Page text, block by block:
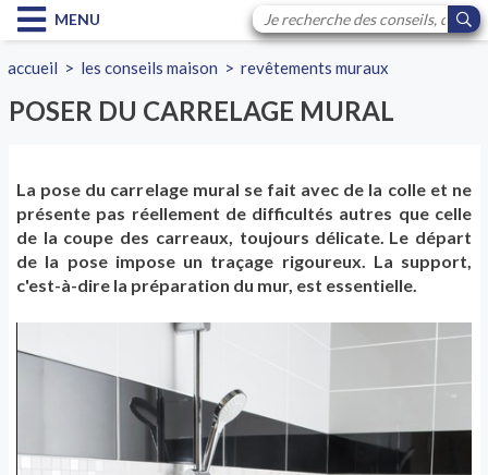
MENU
accueil > les conseils maison >revêtements muraux
POSER DU CARRELAGE MURAL
La pose du carrelage mural se fait avec de la colle et ne
présente pas réellement de difficultés autres que celle
de la coupe des carreaux, toujours délicate. Le départ
de la pose impose un traçage rigoureux. La support,
c'est-à-dire la préparation du mur, est essentielle.